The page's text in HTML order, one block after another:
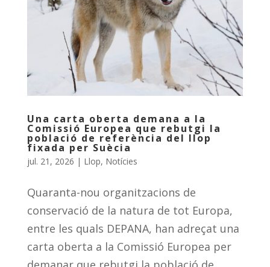
Una carta oberta demana a la
Comissió Europea que rebutgi la
població de referència del llop
fixada per Suècia
jul. 21, 2026 | Llop, Notícies
Quaranta-nou organitzacions de
conservació de la natura de tot Europa,
entre les quals DEPANA, han adreçat una
carta oberta a la Comissió Europea per